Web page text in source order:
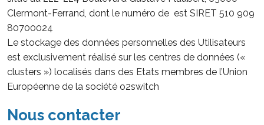
Clermont-Ferrand, dont le numéro de est SIRET 510 909
80700024
Le stockage des données personnelles des Utilisateurs
est exclusivement réalisé sur les centres de données («
clusters ») localisés dans des Etats membres de l’Union
Européenne de la société o2switch
Nous contacter